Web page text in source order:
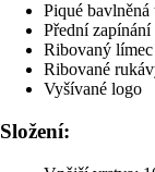
Piqué bavlněná
Přední
Ribovaný límec
Ribované
Vyšívané logo
Složení: